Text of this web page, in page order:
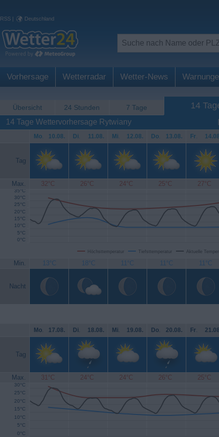
RSS | Deutschland
Vorhersage Wetterradar Wetter-News
Übersicht 24 Stunden 7 Tage 14
14 Tage Wettervorhersage Rytwiany
Mo. 10.08. Di. 11.08. Mi. 12.08. Do. 13.08. Fr.
Tag
Max. 32°C 26°C 24°C 25°C 27°C
Höchsttemperatur Tiefsttemperatur Aktuelle
0°C
5°C
10°C
15°C
20°C
25°C
30°C
35°C
Min. 13°C 18°C 11°C 11°C 11°C
Nacht
Mo. 17.08. Di. 18.08. Mi. 19.08. Do. 20.08. Fr.
Tag
Max. 31°C 24°C 24°C 26°C 25°C
0°C
5°C
10°C
15°C
20°C
25°C
30°C